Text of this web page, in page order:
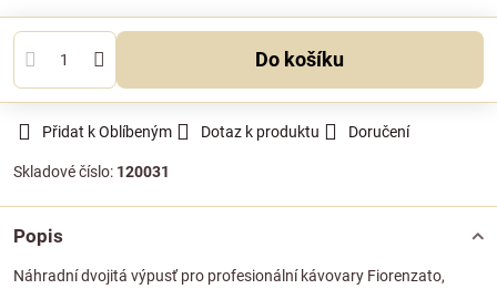
Do košíku
Přidat k Oblíbeným Dotaz k produktu Doručení
Skladové číslo: 120031
Popis
Náhradní dvojitá výpusť pro profesionální kávovary Fiorenzato,